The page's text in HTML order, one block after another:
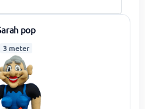
pop
3 meter